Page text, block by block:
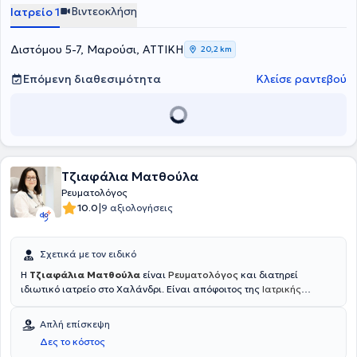
και την εξατομικευμένη φροντίδα του ασθενούς.
Ιατρείο 1 Βιντεοκλήση
Διστόμου 5-7, Μαρούσι, ΑΤΤΙΚΗ 20,2 km
Επόμενη διαθεσιμότητα Κλείσε ραντεβού
Τζιαφάλια Ματθούλα
Ρευματολόγος
10.0|9 αξιολογήσεις
Σχετικά με τον ειδικό
H Τζιαφάλια Ματθούλα είναι Ρευματολόγος και διατηρεί
ιδιωτικό ιατρείο στο Χαλάνδρι. Είναι απόφοιτος της Ιατρικής
2022 έλαβε τον τίτλο ειδικότητας στη Ρευματολογία,
ολοκληρώνοντας με επιτυχία την εκπαίδευσή της σε κορυφαία
νοσοκομεία της χώρας.Εργάζεται και ως επικουρική ιατρός
Απλή επίσκεψη
Δες το κόστος